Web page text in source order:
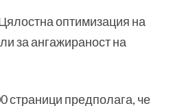
оптимизация на
за ангажираност на
страници предполага, че